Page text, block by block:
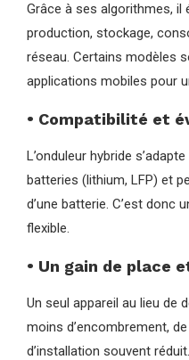
Grâce à ses algorithmes, il
production, stockage,
réseau. Certains modèles
applications mobiles pour
• Compatibilité et
L’onduleur hybride
batteries (lithium, LFP) et
d’une batterie. C’est donc
flexible.
• Un gain de place
Un seul appareil au lieu de
moins d’encombrement,
d’installation souvent réduit.